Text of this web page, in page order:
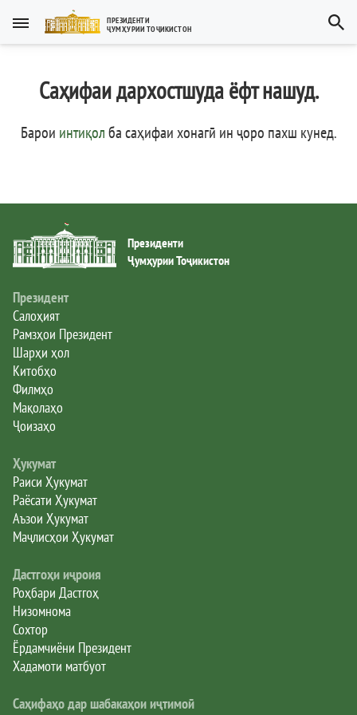
ПРЕЗИДЕНТИ
ҶУМҲУРИИ ТОҶИКИСТОН
Тоҷикӣ
Тоҷикӣ
English
العربية
Тоҷикистон
Рамзҳои давлатӣ
Президент
Ҳукумат
Дастгоҳи иҷроия
Нома ба Президент
Саҳифаи дархостшуда ёфт нашуд.
Барои интиқолба саҳифаи хонагӣ ин ҷоро пахш кунед.
Президенти
Ҷумҳурии Тоҷикистон
Президент
Салоҳият
Рамзҳои Президент
Шарҳи ҳол
Китобҳо
Филмҳо
Мақолаҳо
Ҷоизаҳо
Ҳукумат
Раиси Ҳукумат
Раёсати Ҳукумат
Аъзои Ҳукумат
Маҷлисҳои Ҳукумат
Дастгоҳи иҷроия
Роҳбари Дастгоҳ
Низомнома
Сохтор
Ёрдамчиёни Президент
Хадамоти матбуот
Саҳифаҳо дар шабакаҳои иҷтимоӣ